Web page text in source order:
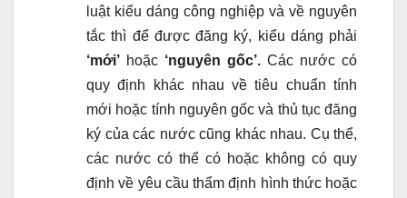
luật kiểu dáng công nghiệp và về nguyên
tắc thì để được đăng ký, kiểu dáng phải
‘mới’ hoặc ‘nguyên gốc’. Các nước có
quy định khác nhau về tiêu chuẩn tính
mới hoặc tính nguyên gốc và thủ tục đăng
ký của các nước cũng khác nhau. Cụ thể,
các nước có thể có hoặc không có quy
định về yêu cầu thẩm định hình thức hoặc